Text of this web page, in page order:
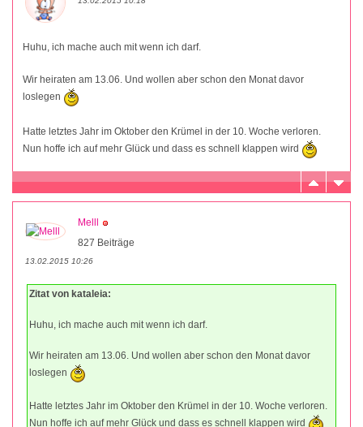
Huhu, ich mache auch mit wenn ich darf.
Wir heiraten am 13.06. Und wollen aber schon den Monat davor
loslegen
Hatte letztes Jahr im Oktober den Krümel in der 10. Woche verloren.
Nun hoffe ich auf mehr Glück und dass es schnell klappen wird
Melll
827 Beiträge
13.02.2015 10:26
Zitat von kataleia:
Huhu, ich mache auch mit wenn ich darf.
Wir heiraten am 13.06. Und wollen aber schon den Monat davor
loslegen
Hatte letztes Jahr im Oktober den Krümel in der 10. Woche verloren.
Nun hoffe ich auf mehr Glück und dass es schnell klappen wird